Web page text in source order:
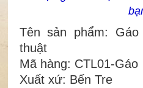
Tên sản phẩm:
thuật
Mã hàng: CTL01-Gáo
Xuất xứ: Bến Tre